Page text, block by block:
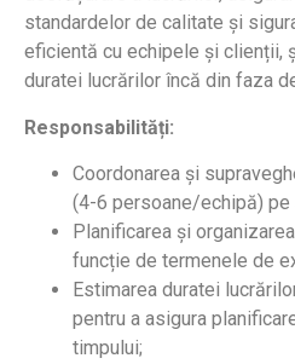
standardelor de calitate și
eficientă cu echipele și clienții,
duratei lucrărilor încă din faza
Responsabilități:
Coordonarea și
(4-6 persoane/echipă) pe
Planificarea și
funcție de termenele de
Estimarea duratei
pentru a asigura
timpului;